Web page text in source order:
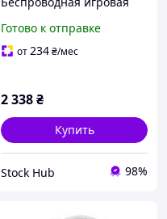
съемным микрофоном и
подсветкой RGB, игровые
Готово к отправке
от234₴/мес
2 338₴
Купить
Stock Hub 98%